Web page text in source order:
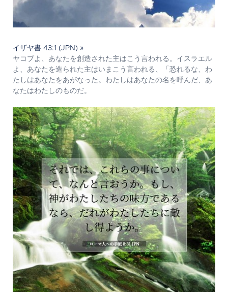
イザヤ書 43:1 (JPN) »
ヤコブよ、あなたを創造された主はこう言われる。イスラエル
よ、あなたを造られた主はいまこう言われる、「恐れるな、わ
たしはあなたをあがなった。わたしはあなたの名を呼んだ、あ
なたはわたしのものだ。